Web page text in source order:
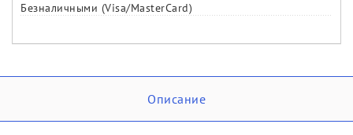
Безналичными (Visa/MasterCard)
Описание